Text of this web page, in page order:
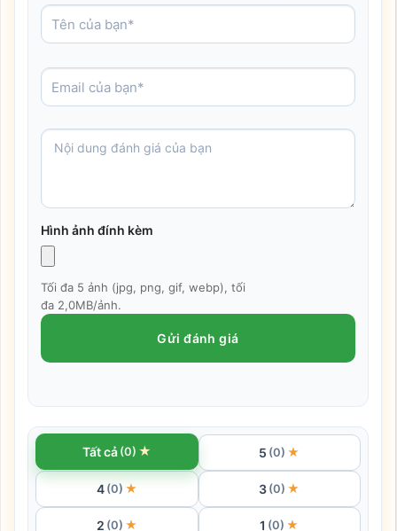
Hình ảnh đính kèm
Tối đa 5 ảnh (jpg, png, gif, webp), tối
đa 2,0MB/ảnh.
Gửi đánh giá
Tất cả (0) ★ 5 (0) ★
4 (0) ★ 3 (0) ★
2 (0) ★ 1 (0) ★